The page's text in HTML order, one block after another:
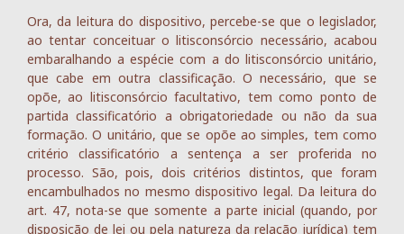
Ora, da leitura do dispositivo, percebe-se que o legislador,
ao tentar conceituar o litisconsórcio necessário, acabou
embaralhando a espécie com a do litisconsórcio unitário,
que cabe em outra classificação. O necessário, que se
opõe, ao litisconsórcio facultativo, tem como ponto de
partida classificatório a obrigatoriedade ou não da sua
formação. O unitário, que se opõe ao simples, tem como
critério classificatório a sentença a ser proferida no
processo. São, pois, dois critérios distintos, que foram
encambulhados no mesmo dispositivo legal. Da leitura do
art. 47, nota-se que somente a parte inicial (quando, por
disposição de lei ou pela natureza da relação jurídica) tem